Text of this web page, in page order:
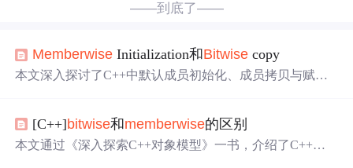
——到底了——
Memberwise Initialization和Bitwise copy
本文深入探讨了C++中默认成员初始化、成员拷贝与赋值
特殊处理。通过分析编译器选择的bitwise与
操作方式，揭示了C++对象模型的核心逻辑。
[C++]bitwise和memberwise的区别
本文通过《深入探索C++对象模型》一书，介绍了C++中